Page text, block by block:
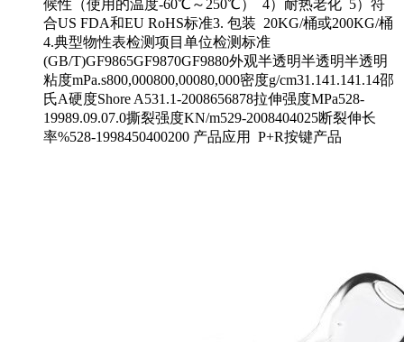
候性（使用的温度-60℃～250℃） 4）耐热老化 5）符
合US FDA和EU RoHS标准3. 包装 20KG/桶或200KG/桶
4.典型物性表检测项目单位检测标准
(GB/T)GF9865GF9870GF9880外观半透明半透明半透明
粘度mPa.s800,000800,00080,000密度g/cm31.141.141.14邵
氏A硬度Shore A531.1-2008656878拉伸强度MPa528-
19989.09.07.0撕裂强度KN/m529-2008404025断裂伸长
率%528-1998450400200 产品应用 P+R按键产品